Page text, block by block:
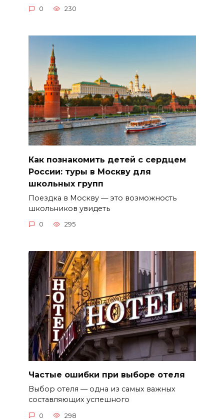
0 230
Как познакомить детей с сердцем
России: туры в Москву для
школьных групп
Поездка в Москву — это возможность
школьников увидеть
0 295
Частые ошибки при выборе отеля
Выбор отеля — одна из самых важных
составляющих успешного
0 298